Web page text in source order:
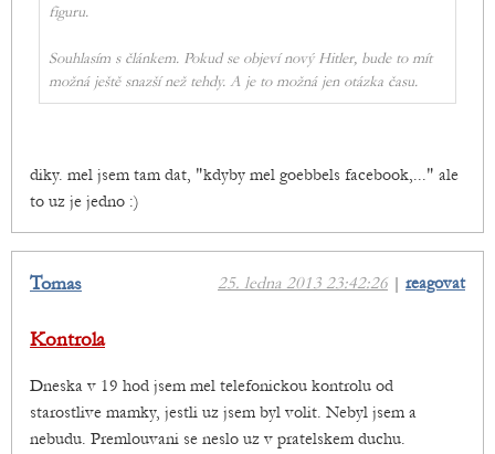
figuru.
Souhlasím s článkem. Pokud se objeví nový Hitler, bude to mít
možná ještě snazší než tehdy. A je to možná jen otázka času.
diky. mel jsem tam dat, "kdyby mel goebbels facebook,..." ale
to uz je jedno :)
25. ledna 2013 23:42:26 | reagovat
Tomas
Kontrola
Dneska v 19 hod jsem mel telefonickou kontrolu od
starostlive mamky, jestli uz jsem byl volit. Nebyl jsem a
nebudu. Premlouvani se neslo uz v pratelskem duchu.